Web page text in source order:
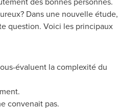
Dans une nouvelle étude,
question. Voici les principaux
évaluent la complexité du
convenait pas.